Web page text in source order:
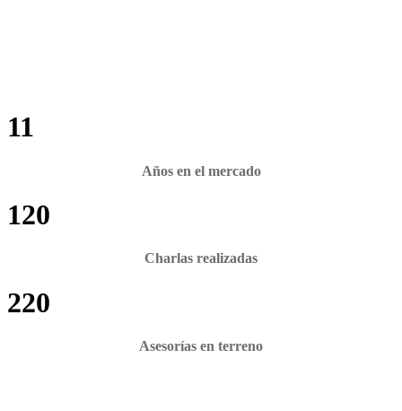
11
Años en el mercado
120
Charlas realizadas
220
Asesorías en terreno